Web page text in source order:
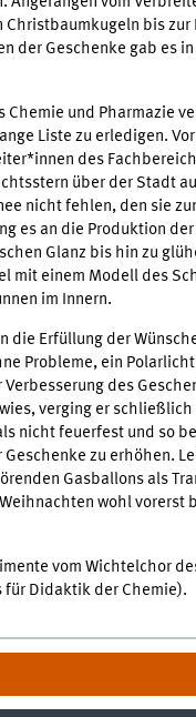
bis zur
der Geschenke gab es in
und Pharmazie
Liste zu erledigen.
des
über der Stadt
nicht fehlen, den sie
es an die Produktion
Glanz bis hin zu
mit einem Modell des
im Innern.
die Erfüllung der
Probleme, ein
des
verging er schließlich
nicht feuerfest und so
zu erhöhen.
Gasballons als
wohl vorerst
vom Wichtelchor
Didaktik der Chemie).